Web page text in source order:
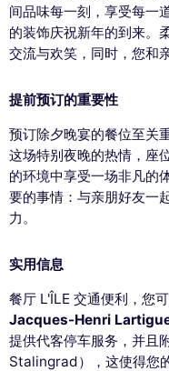
间品味每一刻，享受每一
的装饰庆祝新年的到来。
交流与欢笑，同时，您和
提前预订的重要性
预订除夕晚宴的餐位至关
这场特别夜晚的热情，座
的环境中享受一场非凡的
要的事情：与亲朋好友一
力。
实用信息
餐厅 L'ÎLE 交通便利，您
Jacques-Henri
提供代客停车服务，并且
Stalingrad），这使得您